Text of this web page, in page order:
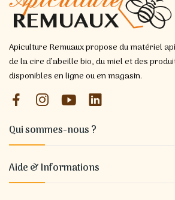
Apiculture Remuaux propose du matériel
de la cire d’abeille bio, du miel et des
disponibles en ligne ou en magasin.
Qui sommes-nous ?
Aide & Informations